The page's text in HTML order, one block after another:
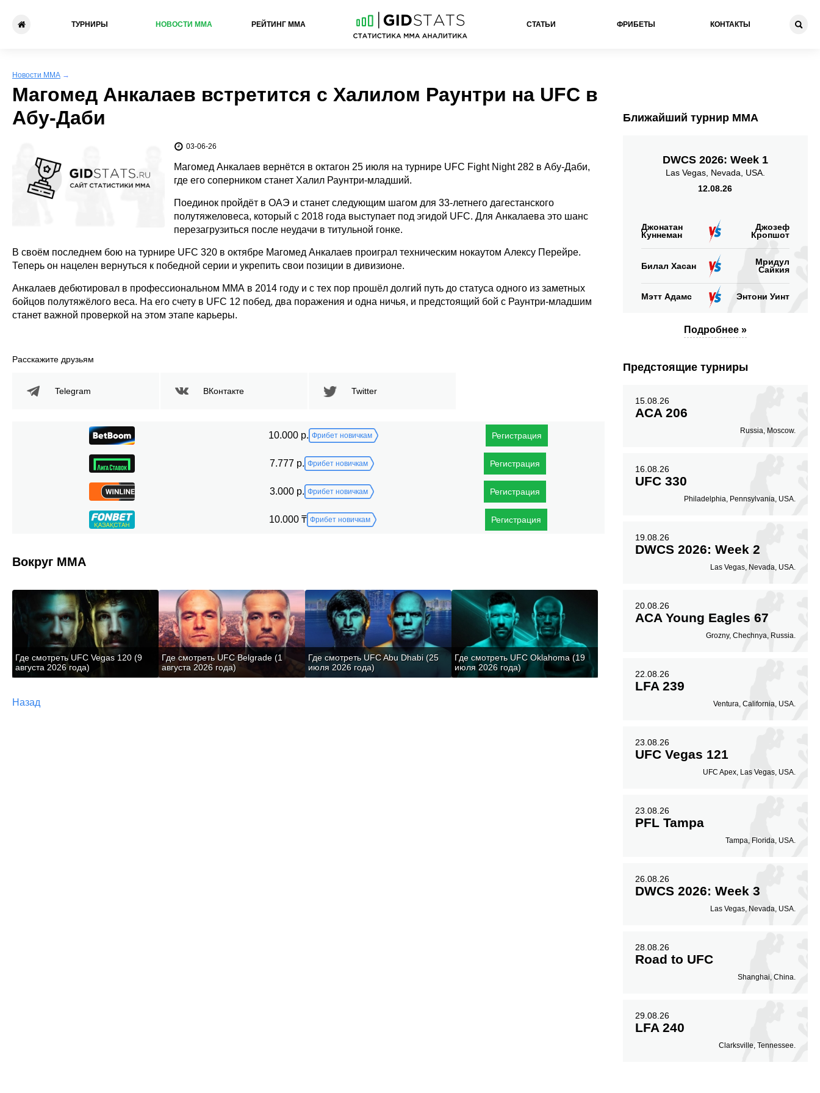
ТУРНИРЫ НОВОСТИ ММА РЕЙТИНГ ММА СТАТЬИ ФРИБЕТЫ КОНТАКТЫ
Новости ММА →
Магомед Анкалаев встретится с Халилом Раунтри на UFC в
Абу-Даби
03-06-26
Магомед Анкалаев вернётся в октагон 25 июля на турнире UFC Fight Night 282 в Абу-Даби,
где его соперником станет Халил Раунтри-младший.
Поединок пройдёт в ОАЭ и станет следующим шагом для 33-летнего дагестанского
полутяжеловеса, который с 2018 года выступает под эгидой UFC. Для Анкалаева это шанс
перезагрузиться после неудачи в титульной гонке.
В своём последнем бою на турнире UFC 320 в октябре Магомед Анкалаев проиграл техническим нокаутом Алексу Перейре.
Теперь он нацелен вернуться к победной серии и укрепить свои позиции в дивизионе.
Анкалаев дебютировал в профессиональном ММА в 2014 году и с тех пор прошёл долгий путь до статуса одного из заметных
бойцов полутяжёлого веса. На его счету в UFC 12 побед, два поражения и одна ничья, и предстоящий бой с Раунтри-младшим
станет важной проверкой на этом этапе карьеры.
Расскажите друзьям
Telegram ВКонтакте Twitter
10.000 р. Фрибет новичкам Регистрация
7.777 р. Фрибет новичкам Регистрация
3.000 р. Фрибет новичкам Регистрация
10.000 ₸ Фрибет новичкам Регистрация
Вокруг ММА
Где смотреть UFC Vegas 120 (9
августа 2026 года)
Где смотреть UFC Belgrade (1
августа 2026 года)
Где смотреть UFC Abu Dhabi (25
июля 2026 года)
Где смотреть UFC Oklahoma (19
июля 2026 года)
Назад
Ближайший турнир ММА
DWCS 2026: Week 1
Las Vegas, Nevada, USA.
12.08.26
Джонатан
Куннеман
Джозеф
Кропшот
Билал Хасан
Мридул
Сайкия
Мэтт Адамс Энтони Уинт
Подробнее »
Предстоящие турниры
15.08.26
ACA 206
Russia, Moscow.
16.08.26
UFC 330
Philadelphia, Pennsylvania, USA.
19.08.26
DWCS 2026: Week 2
Las Vegas, Nevada, USA.
20.08.26
ACA Young Eagles 67
Grozny, Chechnya, Russia.
22.08.26
LFA 239
Ventura, California, USA.
23.08.26
UFC Vegas 121
UFC Apex, Las Vegas, USA.
23.08.26
PFL Tampa
Tampa, Florida, USA.
26.08.26
DWCS 2026: Week 3
Las Vegas, Nevada, USA.
28.08.26
Road to UFC
Shanghai, China.
29.08.26
LFA 240
Clarksville, Tennessee.